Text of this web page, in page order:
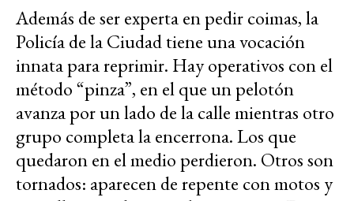
Además de ser experta en pedir coimas, la
Policía de la Ciudad tiene una vocación
innata para reprimir. Hay operativos con el
método “pinza”, en el que un pelotón
avanza por un lado de la calle mientras otro
grupo completa la encerrona. Los que
quedaron en el medio perdieron. Otros son
tornados: aparecen de repente con motos y